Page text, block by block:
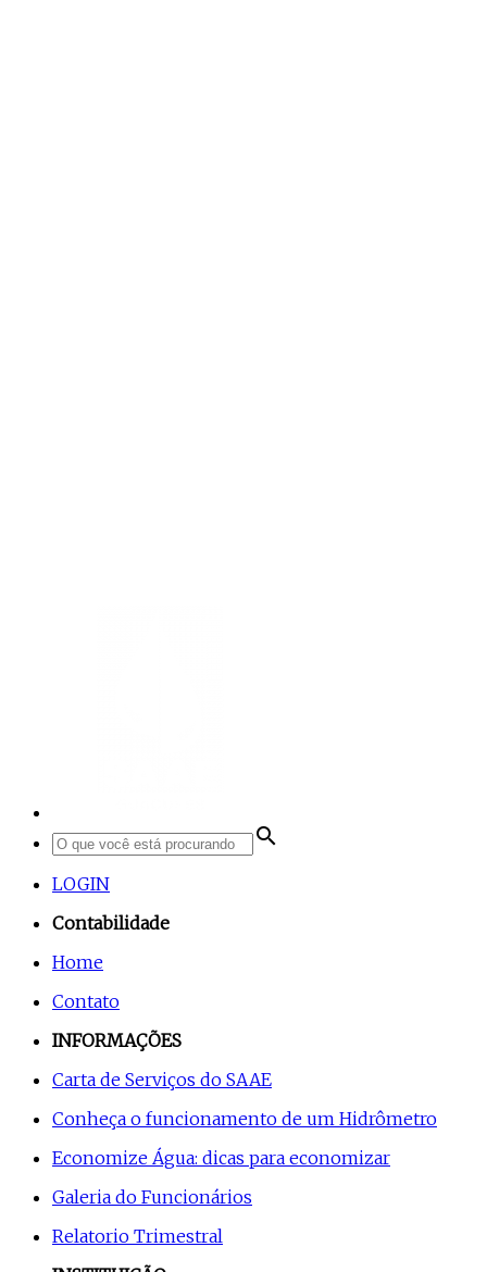
search
LOGIN
Contabilidade
Home
Contato
INFORMAÇÕES
Carta de Serviços do SAAE
Conheça o funcionamento de um Hidrômetro
Economize Água: dicas para economizar
Galeria do Funcionários
Relatorio Trimestral